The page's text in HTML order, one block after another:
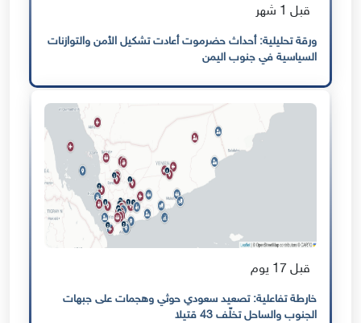
قبل 1 شهر
ورقة تحليلية: أحداث حضرموت أعادت تشكيل الأمن والتوازنات
السياسية في جنوب اليمن
قبل 17 يوم
خارطة تفاعلية: تصعيد سعودي حوثي وهجمات على جبهات
الجنوب والساحل تخلّف 43 قتيلا